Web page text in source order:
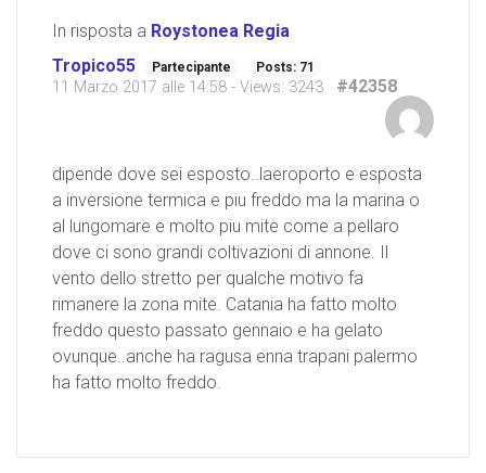
In risposta a Roystonea Regia
Tropico55
Partecipante Posts: 71
11 Marzo 2017 alle 14:58 - Views: 3243 #42358
dipende dove sei esposto..laeroporto e esposta
a inversione termica e piu freddo ma la marina o
al lungomare e molto piu mite come a pellaro
dove ci sono grandi coltivazioni di annone. Il
vento dello stretto per qualche motivo fa
rimanere la zona mite. Catania ha fatto molto
freddo questo passato gennaio e ha gelato
ovunque..anche ha ragusa enna trapani palermo
ha fatto molto freddo.